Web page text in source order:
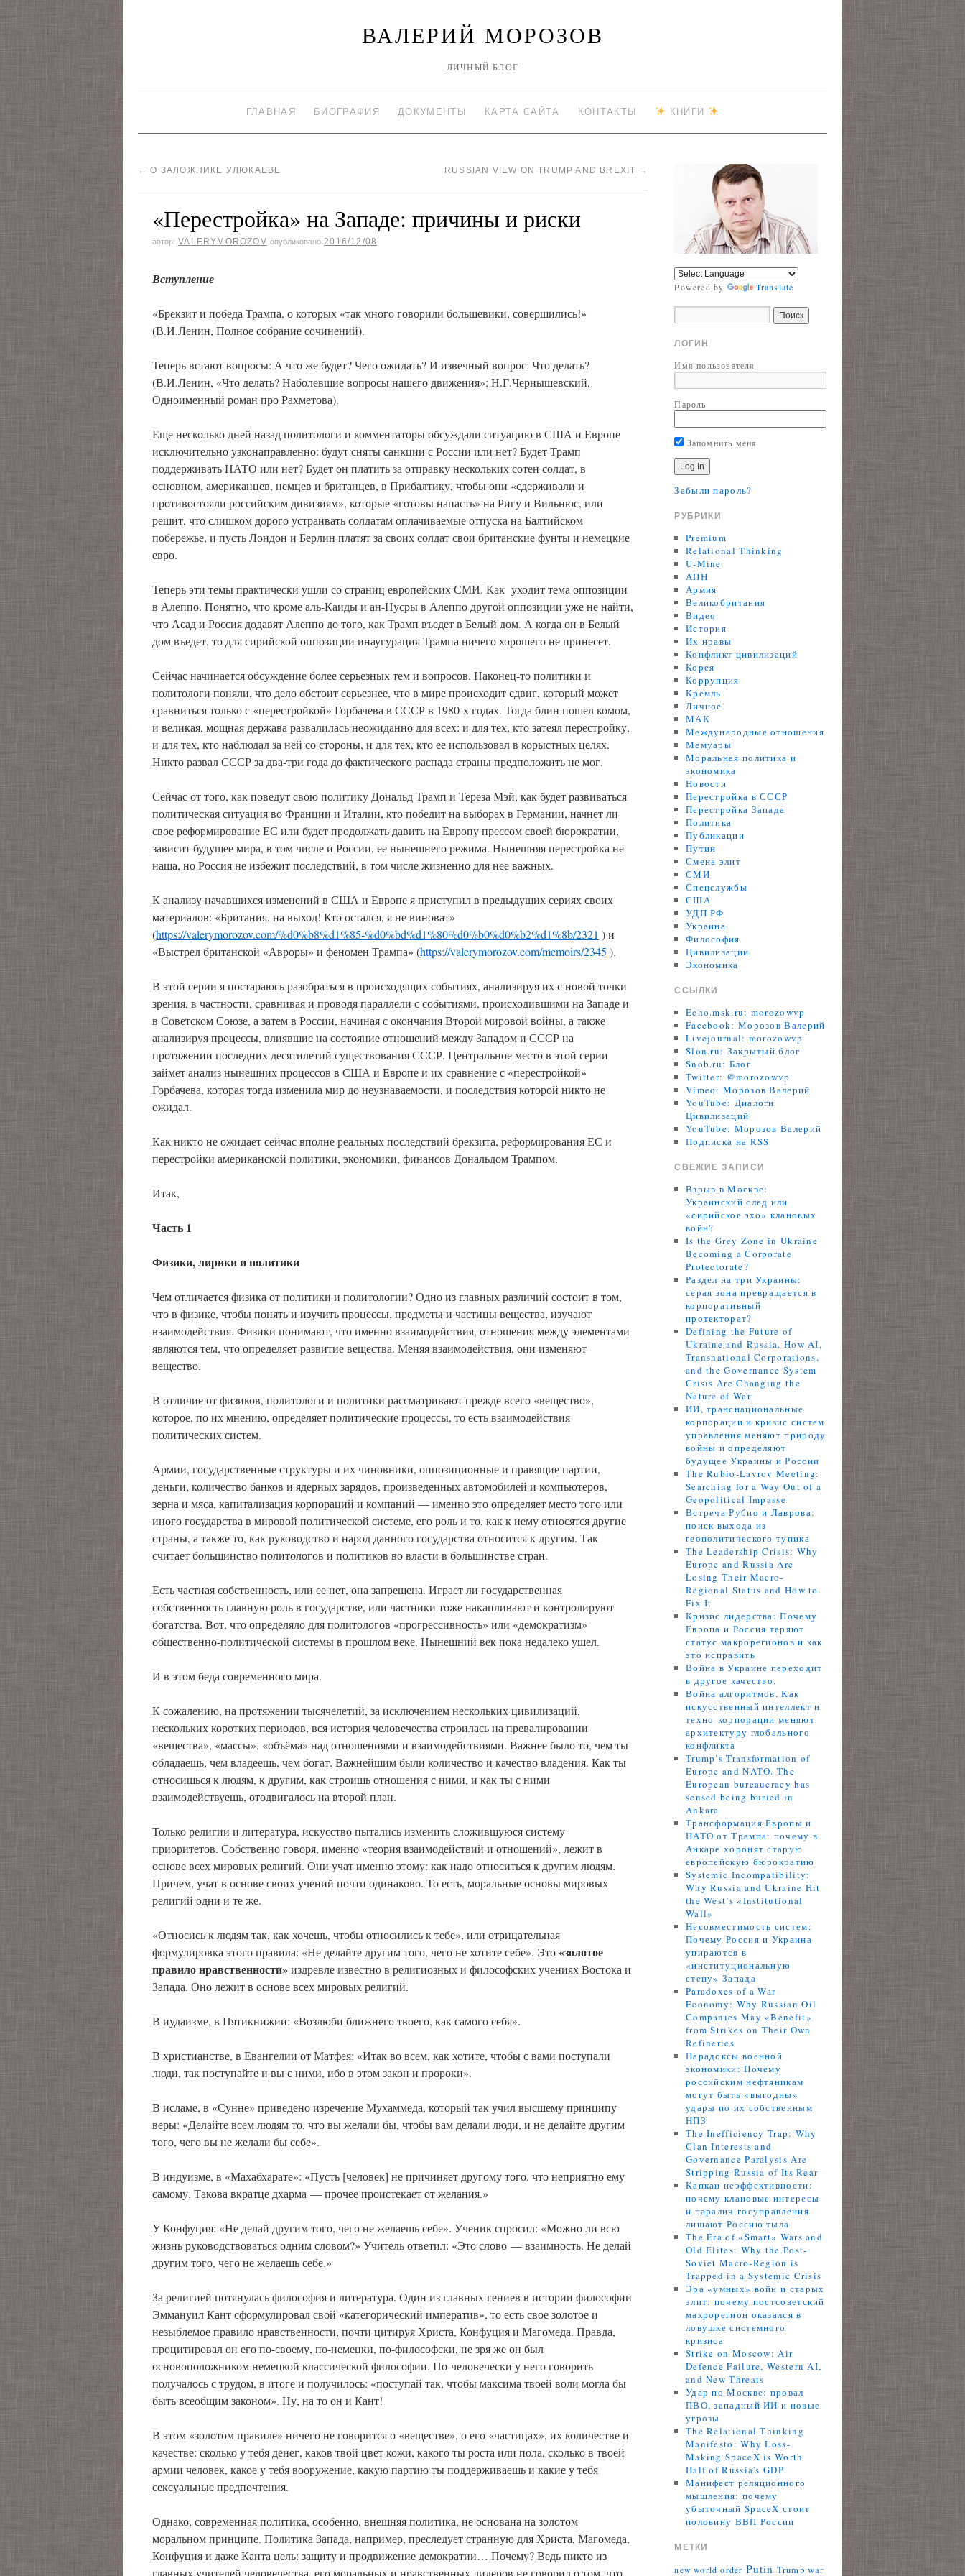
ВАЛЕРИЙ МОРОЗОВ
ЛИЧНЫЙ БЛОГ
ГЛАВНАЯ БИОГРАФИЯ ДОКУМЕНТЫ КАРТА САЙТА КОНТАКТЫ КНИГИ
← О ЗАЛОЖНИКЕ УЛЮКАЕВЕ RUSSIAN VIEW ON TRUMP AND BREXIT →
«Перестройка» на Западе: причины и риски
автор: VALERYMOROZOV опубликовано 2016/12/08
Вступление
«Брекзит и победа Трампа, о которых «так много говорили большевики, совершились!»
(В.И.Ленин, Полное собрание сочинений).
Теперь встают вопросы: А что же будет? Чего ожидать? И извечный вопрос: Что делать?
(В.И.Ленин, «Что делать? Наболевшие вопросы нашего движения»; Н.Г.Чернышевский,
Одноименный роман про Рахметова).
Еще несколько дней назад политологи и комментаторы обсуждали ситуацию в США и Европе
исключительно узконаправленно: будут сняты санкции с России или нет? Будет Трамп
поддерживать НАТО или нет? Будет он платить за отправку нескольких сотен солдат, в
основном, американцев, немцев и британцев, в Прибалтику, чтобы они «сдерживали и
противостояли российским дивизиям», которые «готовы напасть» на Ригу и Вильнюс, или
решит, что слишком дорого устраивать солдатам оплачиваемые отпуска на Балтийском
побережье, и пусть Лондон и Берлин платят за своих солдат свои британские фунты и немецкие
евро.
Теперь эти темы практически ушли со страниц европейских СМИ. Как уходит тема оппозиции
в Алеппо. Понятно, что кроме аль-Каиды и ан-Нусры в Алеппо другой оппозиции уже не найти,
что Асад и Россия додавят Алеппо до того, как Трамп въедет в Белый дом. А когда он в Белый
дом въедет, то для сирийской оппозиции инаугурация Трампа ничего хорошего не принесет.
Сейчас начинается обсуждение более серьезных тем и вопросов. Наконец-то политики и
политологи поняли, что дело обстоит серьезнее, что в мире происходит сдвиг, который может
сравниться только с «перестройкой» Горбачева в СССР в 1980-х годах. Тогда блин пошел комом,
и великая, мощная держава развалилась неожиданно для всех: и для тех, кто затеял перестройку,
и для тех, кто наблюдал за ней со стороны, и для тех, кто ее использовал в корыстных целях.
Никто развал СССР за два-три года до фактического распада страны предположить не мог.
Сейчас от того, как поведут свою политику Дональд Трамп и Тереза Мэй, как будет развиваться
политическая ситуация во Франции и Италии, кто победит на выборах в Германии, начнет ли
свое реформирование ЕС или будет продолжать давить на Европу прессом своей бюрократии,
зависит будущее мира, в том числе и России, ее нынешнего режима. Нынешняя перестройка не
наша, но Россия не избежит последствий, в том числе жизненно для нее важных.
К анализу начавшихся изменений в США и Европе я приступил в предыдущих сериях своих
материалов: «Британия, на выход! Кто остался, я не виноват»
(https://valerymorozov.com/%d0%b8%d1%85-%d0%bd%d1%80%d0%b0%d0%b2%d1%8b/2321 ) и
«Выстрел британской «Авроры» и феномен Трампа» (https://valerymorozov.com/memoirs/2345 ).
В этой серии я постараюсь разобраться в происходящих событиях, анализируя их с новой точки
зрения, в частности, сравнивая и проводя параллели с событиями, происходившими на Западе и
в Советском Союзе, а затем в России, начиная с окончания Второй мировой войны, а также
анализируя процессы, влиявшие на состояние отношений между Западом и СССР на
протяжении последних десятилетий существования СССР. Центральное место в этой серии
займет анализ нынешних процессов в США и Европе и их сравнение с «перестройкой»
Горбачева, которая тогда изменила мир до неузнаваемости, и последствия которой никто не
ожидал.
Как никто не ожидает сейчас вполне реальных последствий брекзита, реформирования ЕС и
перестройки американской политики, экономики, финансов Дональдом Трампом.
Итак,
Часть 1
Физики, лирики и политики
Чем отличается физика от политики и политологии? Одно из главных различий состоит в том,
что в физике, чтобы понять и изучить процессы, предметы и частицы вещества, изучают
взаимодействия. Физики понимают, что именно взаимодействия, отношения между элементами
являются тем, что определяет развитие вещества. Меняя взаимодействия, они изменяют
вещество.
В отличие от физиков, политологи и политики рассматривают прежде всего «вещество»,
которое, по их мнению, определяет политические процессы, то есть взаимодействия
политических систем.
Армии, государственные структуры и их чиновники, оппозиционные и правящие партии,
деньги, количество банков и ядерных зарядов, произведенных автомобилей и компьютеров,
зерна и мяса, капитализация корпораций и компаний — именно это определяет место того или
иного государства в мировой политической системе, его роль и то, как к нему относятся другие
страны, а также то, как руководство и народ данного государства относится к другим. Так
считает большинство политологов и политиков во власти в большинстве стран.
Есть частная собственность, или ее нет, она запрещена. Играет ли государственная
собственность главную роль в государстве, или частники тоже накапливают и контролируют
богатства. Вот, что определяло для политологов «прогрессивность» или «демократизм»
общественно-политической системы в прошлом веке. Нынешний век пока недалеко ушел.
И в этом беда современного мира.
К сожалению, на протяжении тысячелетий, за исключением нескольких цивилизаций,
нескольких коротких периодов, вся история человечества строилась на превалировании
«вещества», «массы», «объёма» над отношениями и взаимодействиями. Важнее было то, чем ты
обладаешь, чем владеешь, чем богат. Важнейшим были количество и качество владения. Как ты
относишься к людям, к другим, как строишь отношения с ними, и как ты с ними
взаимодействуешь, отодвигалось на второй план.
Только религии и литература, искусство пытались изменить сложившуюся систему
приоритетов. Собственно говоря, именно «теория взаимодействий и отношений», лежит в
основе всех мировых религий. Они учат именно этому: как надо относиться к другим людям.
Причем, учат в основе своих учений почти одинаково. То есть, моральные основы мировых
религий одни и те же.
«Относись к людям так, как хочешь, чтобы относились к тебе», или отрицательная
формулировка этого правила: «Не делайте другим того, чего не хотите себе». Это«золотое
правило нравственности»издревле известно в религиозных и философских учениях Востока и
Запада. Оно лежит в основе всех мировых религий.
В иудаизме, в Пятикнижии: «Возлюби ближнего твоего, как самого себя».
В христианстве, в Евангелии от Матфея: «Итак во всем, как хотите, чтобы с вами поступали
люди, так поступайте и вы с ними, ибо в этом закон и пророки».
В исламе, в «Сунне» приведено изречение Мухаммеда, который так учил высшему принципу
веры: «Делайте всем людям то, что вы желали бы, чтобы вам делали люди, и не делайте другим
того, чего вы не желали бы себе».
В индуизме, в «Махабхарате»: «Пусть [человек] не причиняет другому того, что неприятно ему
самому. Такова вкратце дхарма — прочее проистекает от желания.»
У Конфуция: «Не делай другим того, чего не желаешь себе». Ученик спросил: «Можно ли всю
жизнь руководствоваться одним словом?» Учитель ответил: «Это слово — взаимность. Не делай
другим того, чего не желаешь себе.»
За религией потянулась философия и литература. Один из главных гениев в истории философии
Эммануил Кант сформулировал свой «категорический императив», то есть свое золотое и
незыблемое правило нравственности, почти цитируя Христа, Конфуция и Магомеда. Правда,
процитировал он его по-своему, по-немецки, по-философски, не зря же он был
основоположником немецкой классической философии. По-человечески у него говорить
получалось с трудом, в итоге и получилось: «поступай так, чтобы максима твоей воли могла бы
быть всеобщим законом». Ну, на то он и Кант!
В этом «золотом правиле» ничего не говорится о «веществе», о его «частицах», их количестве и
качестве: сколько у тебя денег, каков твой цвет кожи, какого ты роста или пола, сколько в твоей
армии человек, какое у тебя вооружение, какую партию ты поддерживаешь и какие у тебя
сексуальные предпочтения.
Однако, современная политика, особенно, внешняя политика, не основана на золотом
моральном принципе. Политика Запада, например, преследует странную для Христа, Магомеда,
Конфуция и даже Канта цель: защиту и продвижение демократии… Почему? Ведь никто из
главных учителей человечества, его моральных и нравственных лидеров не говорил о том, что
Powered by Translate
ЛОГИН
Имя пользователя
Пароль
Запомнить меня
Забыли пароль?
РУБРИКИ
Premium
Relational Thinking
U-Mine
АПН
Армия
Великобритания
Видео
История
Их нравы
Конфликт цивилизаций
Корея
Коррупция
Кремль
Личное
МАК
Международные отношения
Мемуары
Моральная политика и
экономика
Новости
Перестройка в СССР
Перестройка Запада
Политика
Публикации
Путин
Смена элит
СМИ
Спецслужбы
США
УДП РФ
Украина
Философия
Цивилизации
Экономика
ССЫЛКИ
Echo.msk.ru: morozowvp
Facebook: Морозов Валерий
Livejournal: morozowvp
Slon.ru: Закрытый блог
Snob.ru: Блог
Twitter: @morozowvp
Vimeo: Морозов Валерий
YouTube: Диалоги
Цивилизаций
YouTube: Морозов Валерий
Подписка на RSS
СВЕЖИЕ ЗАПИСИ
Взрыв в Москве:
Украинский след или
«сирийское эхо» клановых
войн?
Is the Grey Zone in Ukraine
Becoming a Corporate
Protectorate?
Раздел на три Украины:
серая зона превращается в
корпоративный
протекторат?
Defining the Future of
Ukraine and Russia. How AI,
Transnational Corporations,
and the Governance System
Crisis Are Changing the
Nature of War
ИИ, транснациональные
корпорации и кризис систем
управления меняют природу
войны и определяют
будущее Украины и России
The Rubio-Lavrov Meeting:
Searching for a Way Out of a
Geopolitical Impasse
Встреча Рубио и Лаврова:
поиск выхода из
геополитического тупика
The Leadership Crisis: Why
Europe and Russia Are
Losing Their Macro-
Regional Status and How to
Fix It
Кризис лидерства: Почему
Европа и Россия теряют
статус макрорегионов и как
это исправить
Война в Украине переходит
в другое качество.
Война алгоритмов. Как
искусственный интеллект и
техно-корпорации меняют
архитектуру глобального
конфликта
Trump’s Transformation of
Europe and NATO. The
European bureaucracy has
sensed being buried in
Ankara
Трансформация Европы и
НАТО от Трампа: почему в
Анкаре хоронят старую
европейскую бюрократию
Systemic Incompatibility:
Why Russia and Ukraine Hit
the West’s «Institutional
Wall»
Несовместимость систем:
Почему Россия и Украина
упираются в
«институциональную
стену» Запада
Paradoxes of a War
Economy: Why Russian Oil
Companies May «Benefit»
from Strikes on Their Own
Refineries
Парадоксы военной
экономики: Почему
российским нефтяникам
могут быть «выгодны»
удары по их собственным
НПЗ
The Inefficiency Trap: Why
Clan Interests and
Governance Paralysis Are
Stripping Russia of Its Rear
Капкан неэффективности:
почему клановые интересы
и паралич госуправления
лишают Россию тыла
The Era of «Smart» Wars and
Old Elites: Why the Post-
Soviet Macro-Region is
Trapped in a Systemic Crisis
Эра «умных» войн и старых
элит: почему постсоветский
макрорегион оказался в
ловушке системного
кризиса
Strike on Moscow: Air
Defence Failure, Western AI,
and New Threats
Удар по Москве: провал
ПВО, западный ИИ и новые
угрозы
The Relational Thinking
Manifesto: Why Loss-
Making SpaceX is Worth
Half of Russia’s GDP
Манифест реляционного
мышления: почему
убыточный SpaceX стоит
половину ВВП России
МЕТКИ
new world order Putin Trump war